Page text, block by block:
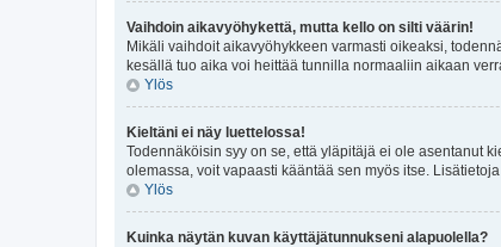
Vaihdoin aikavyöhykettä, mutta kello on silti väärin!
Mikäli vaihdoit aikavyöhykkeen varmasti oikeaksi,
kesällä tuo aika voi heittää tunnilla normaaliin aikaan
Ylös
Kieltäni ei näy luettelossa!
Todennäköisin syy on se, että yläpitäjä ei ole asentanut
olemassa, voit vapaasti kääntää sen myös itse.
Ylös
Kuinka näytän kuvan käyttäjätunnukseni alapuolella?